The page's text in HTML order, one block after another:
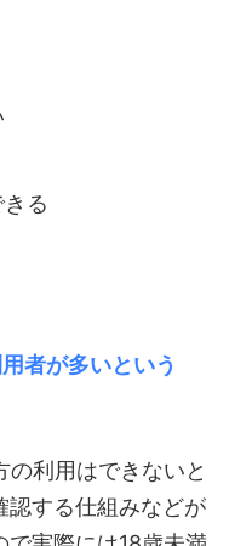
る
者が多いという
利用はできないと
認する仕組みなどが